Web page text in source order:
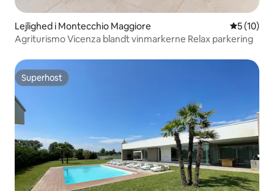
Lejlighed i Montecchio Maggiore 5 ud af 5 i
5 (10)
Agriturismo Vicenza blandt vinmarkerne Relax parkering
Superhost
Superhost